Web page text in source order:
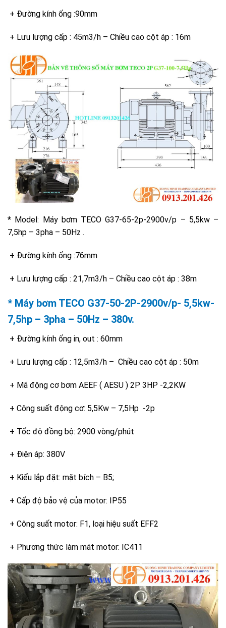
+ Đường kính ống :90mm
+ Lưu lượng cấp : 45m3/h – Chiều cao cột áp : 16m
* Model: Máy bơm TECO G37-65-2p-2900v/p – 5,5kw –
7,5hp – 3pha – 50Hz .
+ Đường kính ống :76mm
+ Lưu lượng cấp : 21,7m3/h – Chiều cao cột áp : 38m
* Máy bơm TECO G37-50-2P-2900v/p- 5,5kw-
7,5hp – 3pha – 50Hz – 380v.
+ Đường kính ống in, out : 60mm
+ Lưu lượng cấp : 12,5m3/h – Chiều cao cột áp : 50m
+ Mã động cơ bơm AEEF ( AESU ) 2P 3HP -2,2KW
+ Công suất động cơ: 5,5Kw – 7,5Hp -2p
+ Tốc độ đồng bộ: 2900 vòng/phút
+ Điện áp: 380V
+ Kiểu lắp đặt: mặt bích – B5;
+ Cấp độ bảo vệ của motor: IP55
+ Công suất motor: F1, loại hiệu suất EFF2
+ Phương thức làm mát motor: IC411